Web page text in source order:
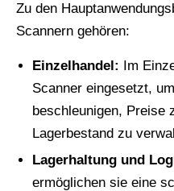
Zu den
Scannern gehören:
Einzelhandel: Im
Scanner eingesetzt,
beschleunigen, Preise
Lagerbestand zu
Lagerhaltung und
ermöglichen sie eine